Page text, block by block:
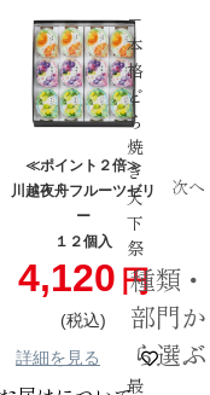
−
本
格
ど
ら
焼
き
天
下
祭
種類・
部門か
ら選ぶ
最
≪ポイント２倍≫
川越夜舟フルーツゼリ
ー
１２個入
4,120
税込
詳細を見る
次へ